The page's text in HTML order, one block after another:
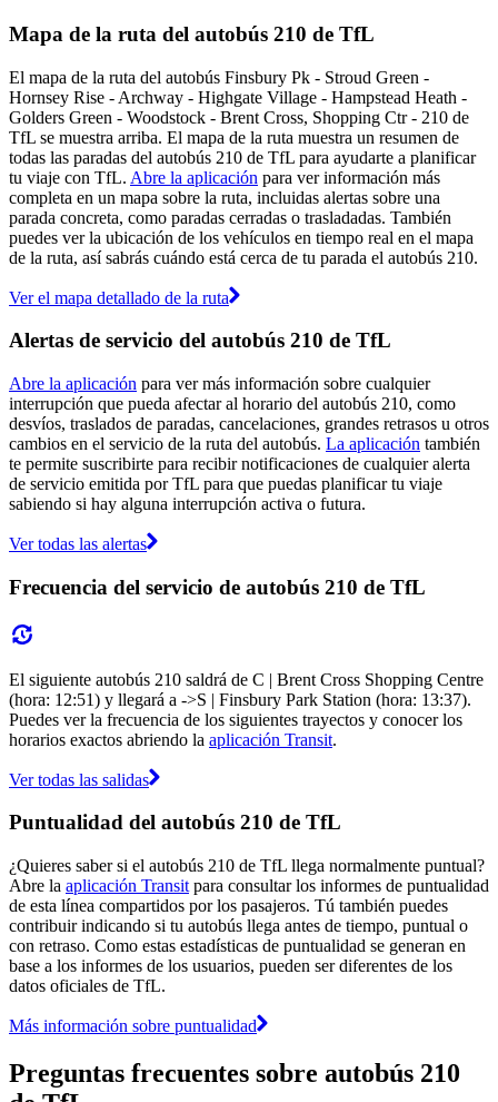
Mapa de la ruta del autobús 210 de TfL
El mapa de la ruta del autobús Finsbury Pk - Stroud Green -
Hornsey Rise - Archway - Highgate Village - Hampstead Heath -
Golders Green - Woodstock - Brent Cross, Shopping Ctr - 210 de
TfL se muestra arriba. El mapa de la ruta muestra un resumen de
todas las paradas del autobús 210 de TfL para ayudarte a planificar
tu viaje con TfL. Abre la aplicación para ver información más
completa en un mapa sobre la ruta, incluidas alertas sobre una
parada concreta, como paradas cerradas o trasladadas. También
puedes ver la ubicación de los vehículos en tiempo real en el mapa
de la ruta, así sabrás cuándo está cerca de tu parada el autobús 210.
Ver el mapa detallado de la ruta
Alertas de servicio del autobús 210 de TfL
Abre la aplicación para ver más información sobre cualquier
interrupción que pueda afectar al horario del autobús 210, como
desvíos, traslados de paradas, cancelaciones, grandes retrasos u otros
cambios en el servicio de la ruta del autobús. La aplicación también
te permite suscribirte para recibir notificaciones de cualquier alerta
de servicio emitida por TfL para que puedas planificar tu viaje
sabiendo si hay alguna interrupción activa o futura.
Ver todas las alertas
Frecuencia del servicio de autobús 210 de TfL
El siguiente autobús 210 saldrá de C | Brent Cross Shopping Centre
(hora: 12:51) y llegará a ->S | Finsbury Park Station (hora: 13:37).
Puedes ver la frecuencia de los siguientes trayectos y conocer los
horarios exactos abriendo la aplicación Transit.
Ver todas las salidas
Puntualidad del autobús 210 de TfL
¿Quieres saber si el autobús 210 de TfL llega normalmente puntual?
Abre la aplicación Transit para consultar los informes de puntualidad
de esta línea compartidos por los pasajeros. Tú también puedes
contribuir indicando si tu autobús llega antes de tiempo, puntual o
con retraso. Como estas estadísticas de puntualidad se generan en
base a los informes de los usuarios, pueden ser diferentes de los
datos oficiales de TfL.
Más información sobre puntualidad
Preguntas frecuentes sobre autobús 210